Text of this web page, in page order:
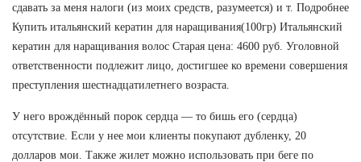
сдавать за меня налоги (из моих средств, разумеется) и т. Подробнее
Купить итальянский кератин для наращивания(100гр) Итальянский
кератин для наращивания волос Старая цена: 4600 руб. Уголовной
ответственности подлежит лицо, достигшее ко времени совершения
преступления шестнадцатилетнего возраста.
У него врождённый порок сердца — то бишь его (сердца)
отсутствие. Если у нее мои клиенты покупают дубленку, 20
долларов мои. Также жилет можно использовать при беге по